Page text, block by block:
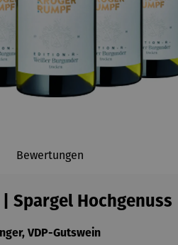
Bewertungen
Spargel Hochgenuss
VDP-Gutswein